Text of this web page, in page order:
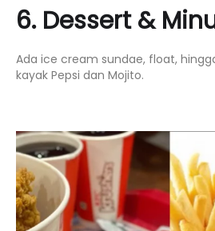
6. Dessert &
Ada ice cream sundae, float,
kayak Pepsi dan Mojito.